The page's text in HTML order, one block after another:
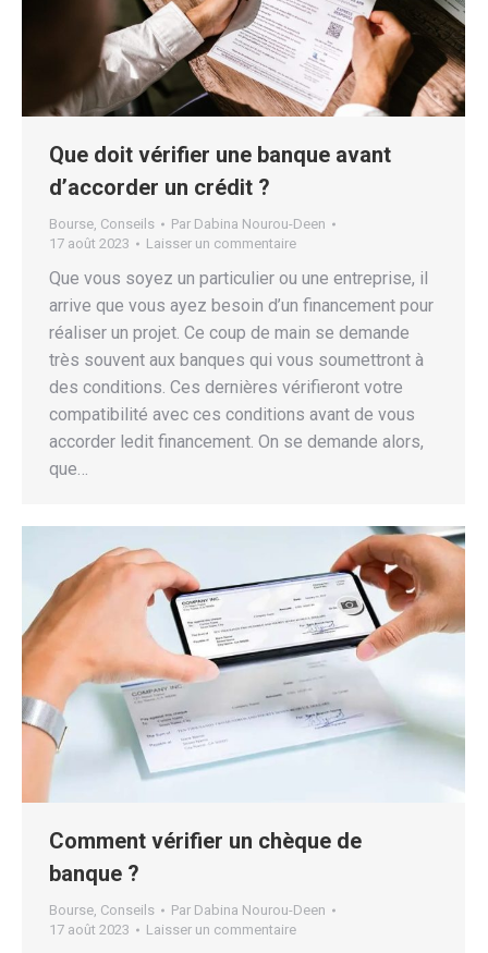
Que doit vérifier une banque avant
d’accorder un crédit ?
Bourse, Conseils Par Dabina Nourou-Deen
17 août 2023
Laisser un commentaire
Que vous soyez un particulier ou une entreprise, il
arrive que vous ayez besoin d’un financement pour
réaliser un projet. Ce coup de main se demande
très souvent aux banques qui vous soumettront à
des conditions. Ces dernières vérifieront votre
compatibilité avec ces conditions avant de vous
accorder ledit financement. On se demande alors,
que…
Comment vérifier un chèque de
banque ?
Bourse, Conseils Par Dabina Nourou-Deen
17 août 2023
Laisser un commentaire